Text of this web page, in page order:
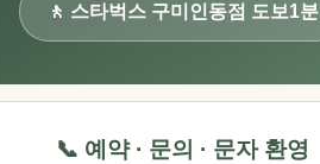
🚶 스타벅스 구미인동점 도보1분
📞 예약 · 문의 · 문자 환영